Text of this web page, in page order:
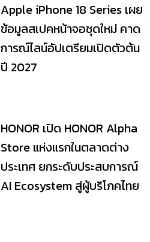
Apple iPhone 18 Series เผย
ข้อมูลสเปคหน้าจอชุดใหม่ คาด
การณ์ไลน์อัปเตรียมเปิดตัวต้น
ปี 2027
HONOR เปิด HONOR Alpha
Store แห่งแรกในตลาดต่าง
ประเทศ ยกระดับประสบการณ์
AI Ecosystem สู่ผู้บริโภคไทย